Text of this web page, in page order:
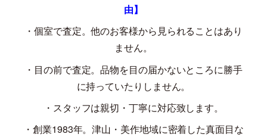
由】
・個室で査定。他のお客様から見られることはあり
ません。
・目の前で査定。品物を目の届かないところに勝手
に持っていたりしません。
・スタッフは親切・丁寧に対応致します。
・創業1983年。津山・美作地域に密着した真面目な